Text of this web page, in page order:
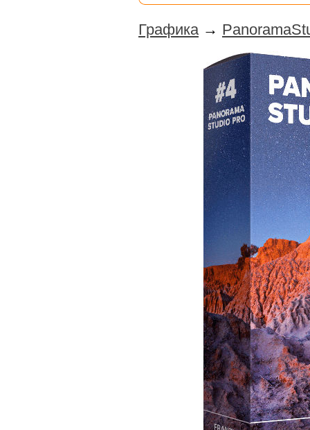
Графика→